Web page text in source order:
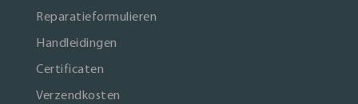
Reparatieformulieren
Handleidingen
Certificaten
Verzendkosten